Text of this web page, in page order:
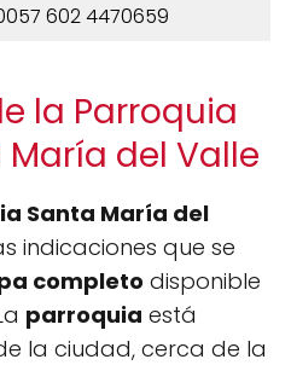
602 4470659
la Parroquia
del Valle
Santa María del
indicaciones que se
completo disponible
parroquia está
la ciudad, cerca de la